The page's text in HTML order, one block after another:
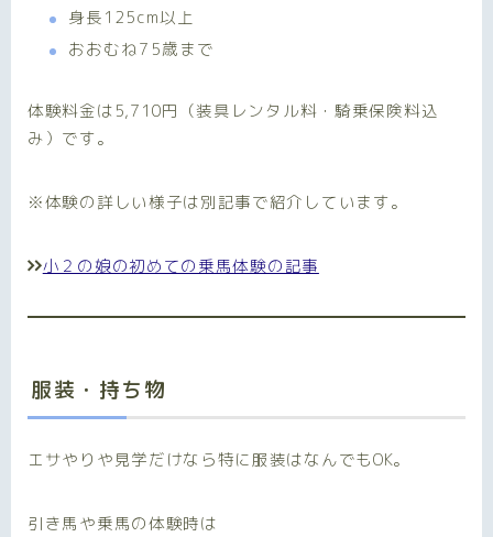
身長125cm以上
おおむね75歳まで
体験料金は5,710円（装具レンタル料・騎乗保険料込
み）です。
※体験の詳しい様子は別記事で紹介しています。
小２の娘の初めての乗馬体験の記事
服装・持ち物
エサやりや見学だけなら特に服装はなんでもOK。
引き馬や乗馬の体験時は